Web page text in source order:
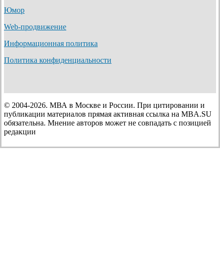
Юмор
Web-продвижение
Информационная политика
Политика конфиденциальности
© 2004-2026. МВА в Москве и России. При цитировании и
публикации материалов прямая активная ссылка на MBA.SU
обязательна. Мнение авторов может не совпадать с позицией
редакции